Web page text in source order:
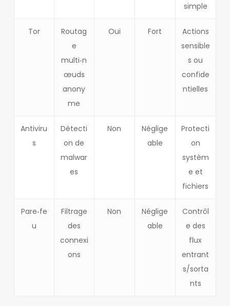
simple
Tor
Routag
e
multi‑n
œuds
anony
me
Oui Fort
Actions
sensible
s ou
confide
ntielles
Antiviru
s
Détecti
on de
malwar
es
Non
Néglige
able
Protecti
on
systèm
e et
fichiers
Pare‑fe
u
Filtrage
des
connexi
ons
Non
Néglige
able
Contrôl
e des
flux
entrant
s/sorta
nts